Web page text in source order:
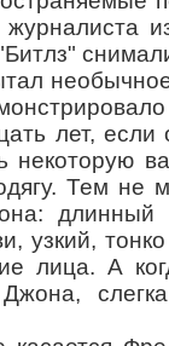
журналиста
лет,
некоторую
Тем не
длинный
узкий,
лица. А